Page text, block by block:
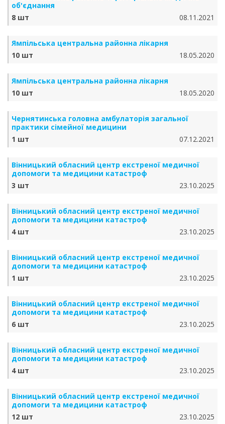
об'єднання
8 шт
08.11.2021
Ямпільська центральна районна лікарня
10 шт
18.05.2020
Ямпільська центральна районна лікарня
10 шт
18.05.2020
Чернятинська головна амбулаторія загальної
практики сімейної медицини
1 шт
07.12.2021
Вінницький обласний центр екстреної медичної
допомоги та медицини катастроф
3 шт
23.10.2025
Вінницький обласний центр екстреної медичної
допомоги та медицини катастроф
4 шт
23.10.2025
Вінницький обласний центр екстреної медичної
допомоги та медицини катастроф
1 шт
23.10.2025
Вінницький обласний центр екстреної медичної
допомоги та медицини катастроф
6 шт
23.10.2025
Вінницький обласний центр екстреної медичної
допомоги та медицини катастроф
4 шт
23.10.2025
Вінницький обласний центр екстреної медичної
допомоги та медицини катастроф
12 шт
23.10.2025